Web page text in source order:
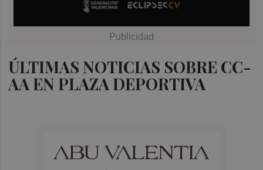
ÚLTIMAS NOTICIAS SOBRE CC-
AA EN PLAZA DEPORTIVA